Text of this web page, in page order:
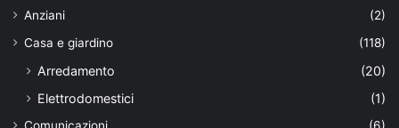
Anziani
(2)
Casa e giardino
(118)
Arredamento
(20)
Elettrodomestici
(1)